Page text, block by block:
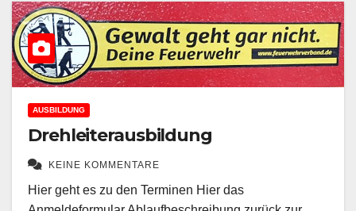
AUSBILDUNG
Drehleiterausbildung
Hier geht es zu den Terminen Hier das
Anmeldeformular Ablaufbeschreibung zurück zur